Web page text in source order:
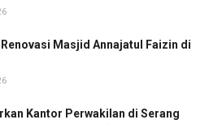
Masjid Annajatul Faizin di
Kantor Perwakilan di Serang